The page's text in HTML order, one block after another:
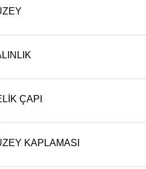
ÇAPI
KAPLAMASI